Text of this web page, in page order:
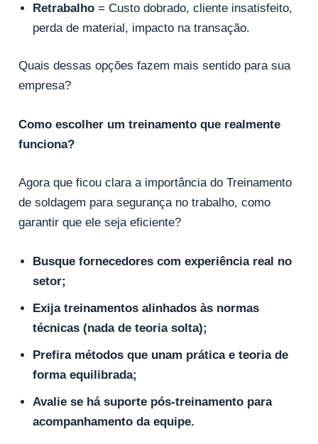
Retrabalho = Custo dobrado, cliente insatisfeito,
perda de material, impacto na transação.
Quais dessas opções fazem mais sentido para sua
empresa?
Como escolher um treinamento que realmente
funciona?
Agora que ficou clara a importância do Treinamento
de soldagem para segurança no trabalho, como
garantir que ele seja eficiente?
Busque fornecedores com experiência real no
setor;
Exija treinamentos alinhados às normas
técnicas (nada de teoria solta);
Prefira métodos que unam prática e teoria de
forma equilibrada;
Avalie se há suporte pós-treinamento para
acompanhamento da equipe.